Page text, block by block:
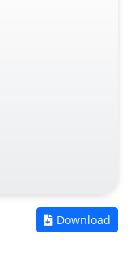
Download